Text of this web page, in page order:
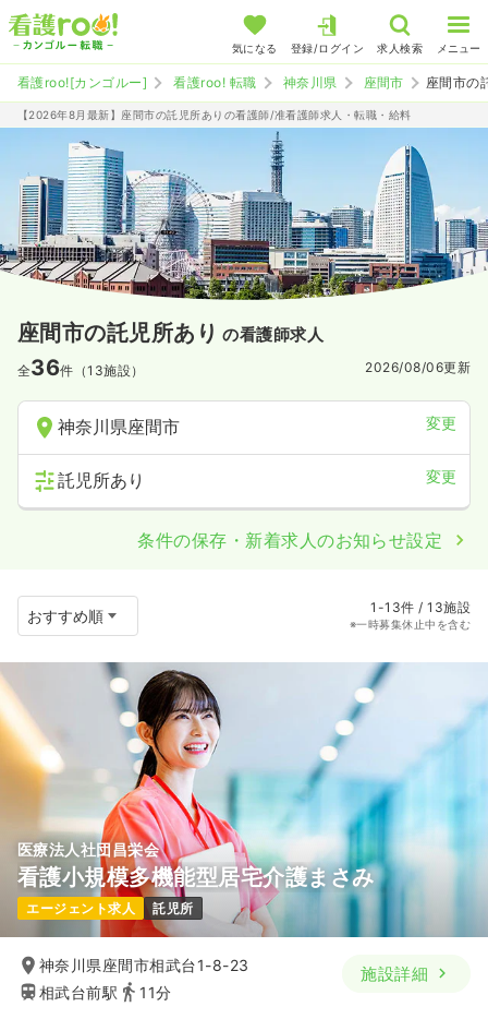
気になる 登録/ログイン 求人検索 メニュー
看護roo![カンゴルー] 看護roo! 転職 神奈川県 座間市 座間市の
【2026年8月最新】座間市の託児所ありの看護師/准看護師求人・転職・給料
座間市の託児所あり の看護師求人
全36件（13施設） 2026/08/06更新
神奈川県座間市 変更
託児所あり 変更
条件の保存・新着求人のお知らせ設定
1-13件 / 13施設
※一時募集休止中を含む
医療法人社団昌栄会
看護小規模多機能型居宅介護まさみ
エージェント求人 託児所
神奈川県座間市相武台1-8-23
相武台前駅
11分
施設詳細